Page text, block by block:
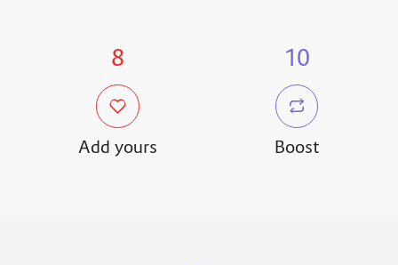
8
Add yours
10
Boost